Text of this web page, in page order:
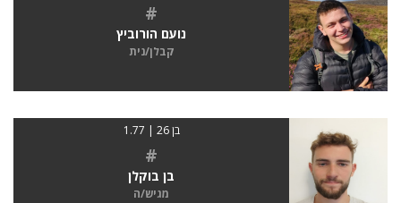
#
נועם הורוביץ
קבלן/נית
בן 26 | 1.77
#
בן בוקלן
מגיש/ה